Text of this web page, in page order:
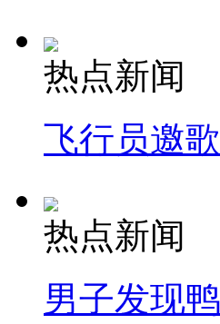
热点新闻
飞行员邀
热点新闻
男子发现